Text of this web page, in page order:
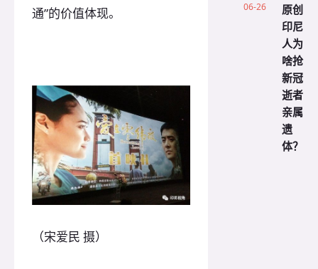
通”的价值体现。
（宋爱民 摄）
06-26
原创
印尼
人为
啥抢
新冠
逝者
亲属
遗
体？